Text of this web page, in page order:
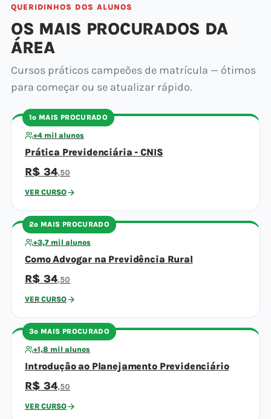
QUERIDINHOS DOS ALUNOS
OS MAIS PROCURADOS DA
ÁREA
Cursos práticos campeões de matrícula — ótimos
para começar ou se atualizar rápido.
1º MAIS PROCURADO
+4 mil alunos
Prática Previdenciária - CNIS
R$ 34,50
VER CURSO
2º MAIS PROCURADO
+3,7 mil alunos
Como Advogar na Previdência Rural
R$ 34,50
VER CURSO
3º MAIS PROCURADO
+1,8 mil alunos
Introdução ao Planejamento Previdenciário
R$ 34,50
VER CURSO